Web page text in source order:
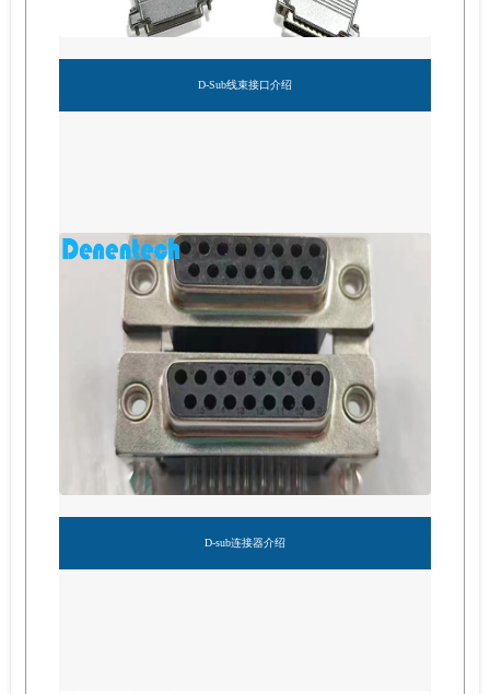
D-Sub线束接口介绍
D-sub连接器介绍